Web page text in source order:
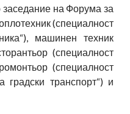
на Форума за
(специалност
машинен техник
(специалност
(специалност
градски транспорт“) и